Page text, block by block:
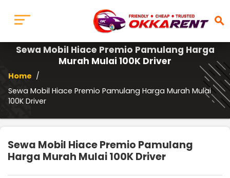
search
Sewa Mobil Hiace Premio Pamulang Harga
Murah Mulai 100K Driver
Home /
Sewa Mobil Hiace Premio Pamulang Harga Murah Mulai
100K Driver
Sewa Mobil Hiace Premio Pamulang
Harga Murah Mulai 100K Driver